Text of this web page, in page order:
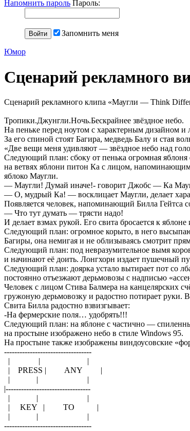
Напомнить пароль Пароль:
Запомнить меня
Юмор
Сценарий рекламного
Сценарий рекламного клипа «Маугли — Think
Тропики.Джунгли.Ночь.Бескрайнее звёздное небо.
На пеньке перед ноутом с характерным дизайном и
За его спиной стоят Багира, медведь Балу и стая
«Две вещи меня удивляют — звёздное небо над
Следующий план: сбоку от пенька огромная яблоня
на ветвях яблони питон Ка с лицом,
яблоко Маугли.
— Маугли! Думай иначе!- говорит Джобс — Ка
— О, мудрый Ка! — восклицает Маугли, делает
Появляется человек, напоминающий Билла Гейтса
— Что тут думать — трясти надо!
И делает взмах рукой. Его свита бросается к яблоне
Следующий план: огромное корыто, в него
Багиры, она немигая и не облизываясь смотрит
Следующий план: под невразумительное вымя
и начинают её доить. Лонгхорн издает пушечный
Следующий план: доярка устало вытирает пот со
постоянно отъезжают дерьмовозы с надписью
Человек с лицом Стива Балмера на канцелярских
гружоную дерьмовозку и радостно потирает руки.
Свита Билла радостно взвизгывает:
-На фермерские поля… удобрять!!!
Следующий план: на яблоне с частично —
на простыне изображено небо в стиле Windows 95.
На простыне также изображены виндоусовские
----------------------------------
| | |
| PRESS | ANY |
| | |
|---------------------------------
| | |
| KEY | TO |
| | |
----------------------------------